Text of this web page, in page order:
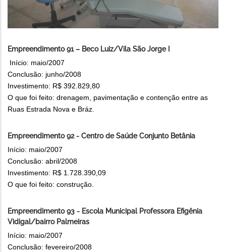
Empreendimento 91 – Beco Luiz/Vila São Jorge I
Início: maio/2007
Conclusão: junho/2008
Investimento: R$ 392.829,80
O que foi feito: drenagem, pavimentação e contenção entre as
Ruas Estrada Nova e Bráz.
Empreendimento 92 - Centro de Saúde Conjunto Betânia
Início: maio/2007
Conclusão: abril/2008
Investimento: R$ 1.728.390,09
O que foi feito: construção.
Empreendimento 93 - Escola Municipal Professora Efigênia
Vidigal/bairro Palmeiras
Início: maio/2007
Conclusão: fevereiro/2008